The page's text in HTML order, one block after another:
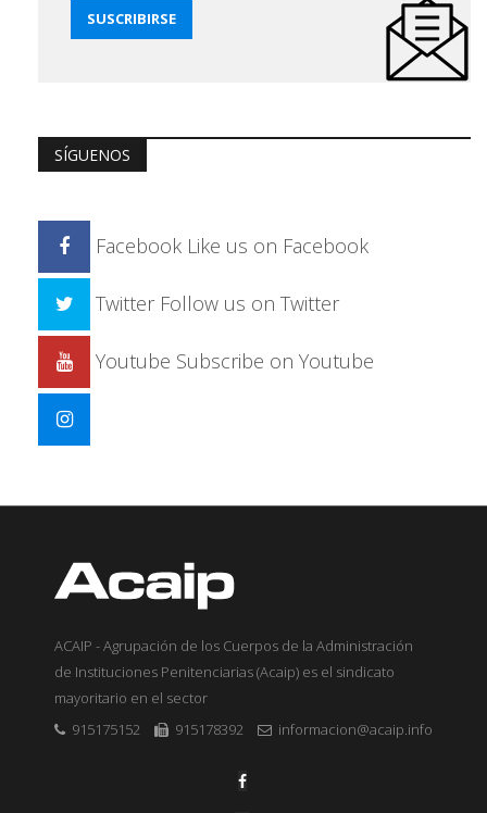
SÍGUENOS
Facebook Like us on Facebook
Twitter Follow us on Twitter
Youtube Subscribe on Youtube
ACAIP - Agrupación de los Cuerpos de la Administración
de Instituciones Penitenciarias (Acaip) es el sindicato
mayoritario en el sector
915175152
915178392 informacion@acaip.info